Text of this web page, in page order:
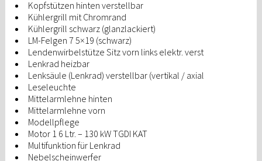
Kopfstützen hinten verstellbar
Kühlergrill mit Chromrand
Kühlergrill schwarz (glanzlackiert)
LM-Felgen 7 5×19 (schwarz)
Lendenwirbelstütze Sitz vorn links elektr. verst
Lenkrad heizbar
Lenksäule (Lenkrad) verstellbar (vertikal / axial
Leseleuchte
Mittelarmlehne hinten
Mittelarmlehne vorn
Modellpflege
Motor 1 6 Ltr. – 130 kW TGDI KAT
Multifunktion für Lenkrad
Nebelscheinwerfer